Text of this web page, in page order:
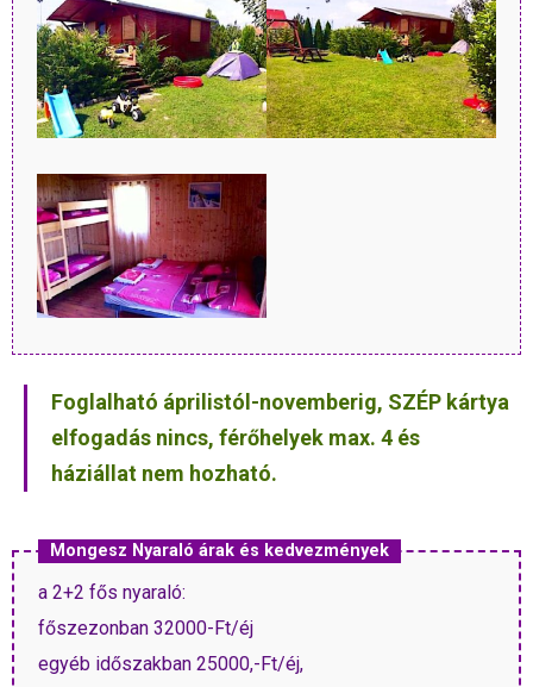
Foglalható áprilistól-novemberig, SZÉP kártya
elfogadás nincs, férőhelyek max. 4 és
háziállat nem hozható.
Mongesz Nyaraló árak és kedvezmények
a 2+2 fős nyaraló:
főszezonban 32000-Ft/éj
egyéb időszakban 25000,-Ft/éj,